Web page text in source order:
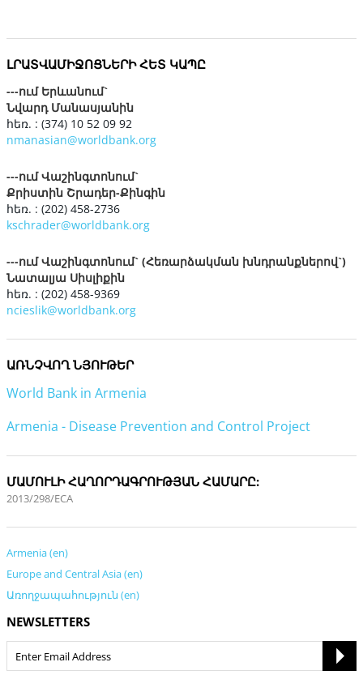
ԼՐԱՏՎԱՄԻՋՈՑՆԵՐԻ ՀԵՏ ԿԱՊԸ
---ում Երևանում`
Նվարդ Մանասյանին
հեռ. : (374) 10 52 09 92
nmanasian@worldbank.org
---ում Վաշինգտոնում`
Քրիստին Շրադեր-Քինգին
հեռ. : (202) 458-2736
kschrader@worldbank.org
---ում Վաշինգտոնում` (Հեռարձակման խնդրանքներով`)
Նատալյա Սիսլիքին
հեռ. : (202) 458-9369
ncieslik@worldbank.org
ԱՌՆՉՎՈՂ ՆՅՈՒԹԵՐ
World Bank in Armenia
Armenia - Disease Prevention and Control Project
ՄԱՄՈՒԼԻ ՀԱՂՈՐԴԱԳՐՈՒԹՅԱՆ ՀԱՄԱՐԸ:
2013/298/ECA
Armenia (en)
Europe and Central Asia (en)
Առողջապահություն (en)
NEWSLETTERS